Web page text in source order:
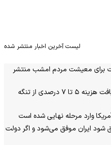
لیست آخرین اخبار منتشر شده
برای معیشت مردم امشب منتشر
ادعای رویترز: ایران خواهان دریافت هزینه ۵ تا ۷ درصدی از تنگه
وارد مرحله نهایی شده است
شود ایران موفق می‌شود و اگر دولت